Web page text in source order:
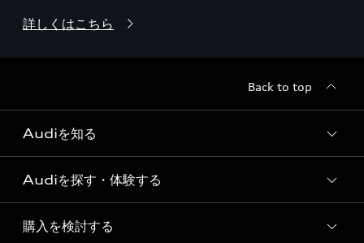
詳しくはこちら
Back to top
Audiを知る
Audi ブランド
Story of Progress
Audiを探す・体験する
ディーラー検索
購入を検討する